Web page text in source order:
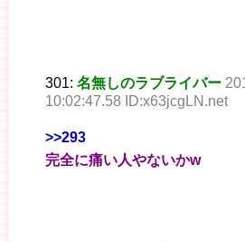
301: 名無しのラブライバー
10:02:47.58 ID:x63jcgLN.net
>>293
完全に痛い人やないかw